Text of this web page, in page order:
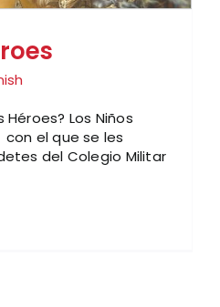
Los Niños
el que se les
del Colegio Militar